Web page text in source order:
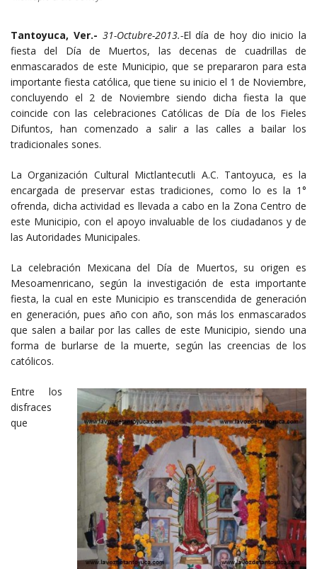
Tantoyuca, Ver.- 31-Octubre-2013.-El día de hoy dio inicio la
fiesta del Día de Muertos, las decenas de cuadrillas de
enmascarados de este Municipio, que se prepararon para esta
importante fiesta católica, que tiene su inicio el 1 de Noviembre,
concluyendo el 2 de Noviembre siendo dicha fiesta la que
coincide con las celebraciones Católicas de Día de los Fieles
Difuntos, han comenzado a salir a las calles a bailar los
tradicionales sones.
La Organización Cultural Mictlantecutli A.C. Tantoyuca, es la
encargada de preservar estas tradiciones, como lo es la 1°
ofrenda, dicha actividad es llevada a cabo en la Zona Centro de
este Municipio, con el apoyo invaluable de los ciudadanos y de
las Autoridades Municipales.
La celebración Mexicana del Día de Muertos, su origen es
Mesoamenricano, según la investigación de esta importante
fiesta, la cual en este Municipio es transcendida de generación
en generación, pues año con año, son más los enmascarados
que salen a bailar por las calles de este Municipio, siendo una
forma de burlarse de la muerte, según las creencias de los
católicos.
Entre los
disfraces
que